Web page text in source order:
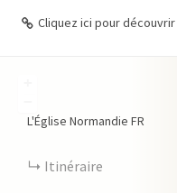
Cliquez ici pour
L'Église Normandie FR
Itinéraire